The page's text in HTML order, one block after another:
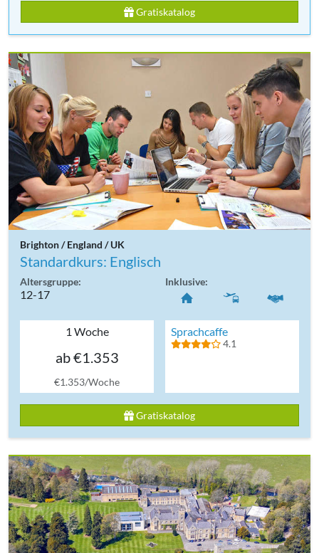
Gratiskatalog
Brighton / England / UK
Standardkurs: Englisch
Altersgruppe:
12-17
Inklusive:
1 Woche
ab €1.353
€1.353/Woche
Sprachcaffe
4.1
Gratiskatalog